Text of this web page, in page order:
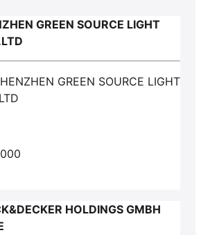
GREEN SOURCE LIGHT
GREEN SOURCE LIGHT
HOLDINGS GMBH